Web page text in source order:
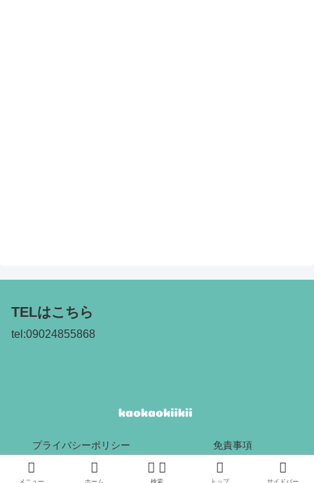
TELはこちら
tel:09024855868
プライバシーポリシー 免責事項
Copyright © 2017 kaokaokiikii All Rights Reserved.
メニュー ホーム 検索 トップ サイドバー